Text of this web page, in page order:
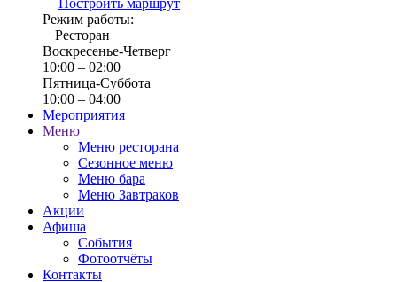
Построить маршрут
Режим работы:
Ресторан
Воскресенье-Четверг
10:00 – 02:00
Пятница-Суббота
10:00 – 04:00
Мероприятия
Меню
Меню ресторана
Сезонное меню
Меню бара
Меню Завтраков
Акции
Афиша
События
Фотоотчёты
Контакты